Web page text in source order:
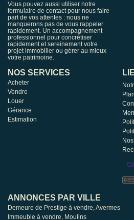
Vous pouvez aussi utiliser notre
formulaire de contact pour nous faire
part de vos attentes : nous ne
manquerons pas de vous rappeler
rapidement. Un accompagnement
professionnel pour concrétiser
rapidement et sereinement votre
projet immobilier ou gérer au mieux
votre patrimoine.
NOS SERVICES
Acheter
Vendre
Louer
Gérance
Estimation
ANNONCES PAR VILLE
Demeure de Prestige à vendre, Avermes
Immeuble à vendre, Moulins